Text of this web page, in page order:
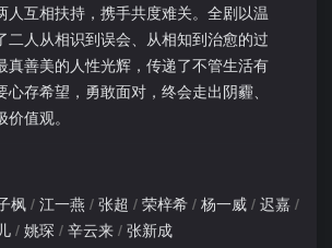
人互相扶持，携手共度难关。全剧以温
二人从相识到误会、从相知到治愈的过
真善美的人性光辉，传递了不管生活有
存希望，勇敢面对，终会走出阴霾、
值观。
枫 / 江一燕 / 张超 / 荣梓希 / 杨一威 / 迟嘉 /
/ 姚琛 / 辛云来 / 张新成